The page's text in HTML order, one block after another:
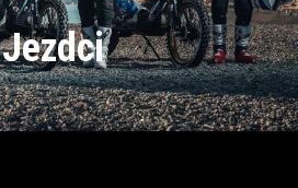
Jezdci